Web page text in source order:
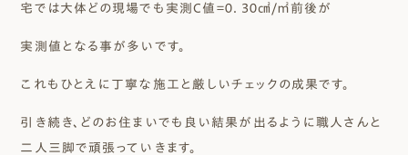
宅では大体どの現場でも実測C値＝０．３０㎠/㎡前後が
実測値となる事が多いです。
これもひとえに丁寧な施工と厳しいチェックの成果です。
引き続き、どのお住まいでも良い結果が出るように職人さんと
二人三脚で頑張っていきます。